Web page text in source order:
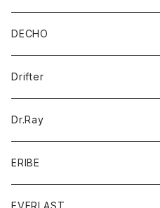
Tシャツ
パーカー
カードケース
バッグ
アウター
コート
ジャケット
アクセサリー
バッグ
キッズ
シャツ
Tシャツ
グッズ
帽子
トップス
DECHO
帽子
Drifter
Dr.Ray
ERIBE
ニット
EVERLAST